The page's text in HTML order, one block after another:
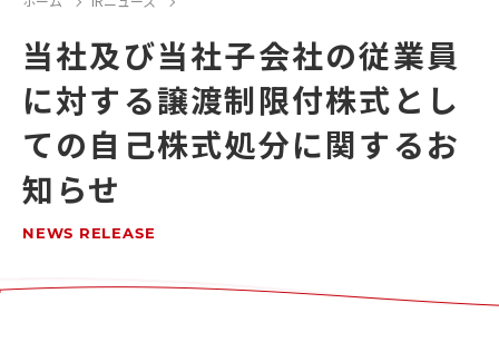
当社及び当社子会社の従業員
に対する譲渡制限付株式とし
ての自己株式処分に関するお
知らせ
NEWS RELEASE